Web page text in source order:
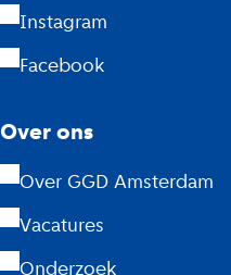
d
a
m
Instagram
Facebook
Over ons
Over GGD Amsterdam
Vacatures
Onderzoek